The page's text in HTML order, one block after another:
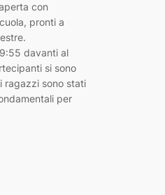
con
pronti a
davanti al
si sono
ragazzi sono stati
per